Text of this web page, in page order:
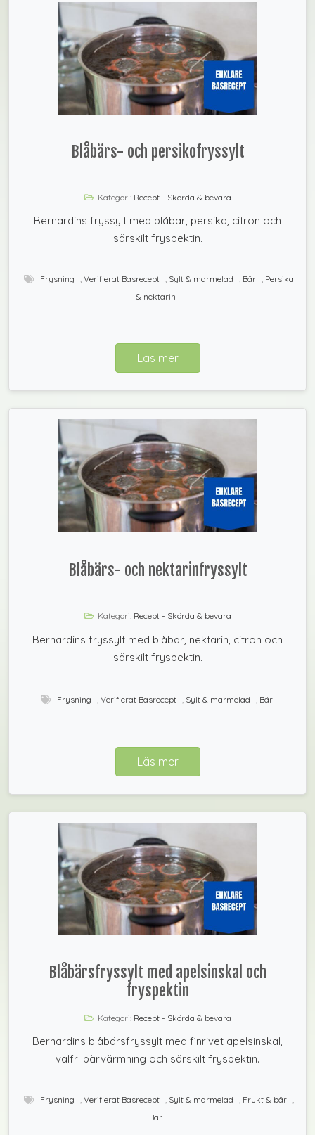
Blåbärs- och persikofryssylt
Kategori: Recept - Skörda & bevara
Bernardins fryssylt med blåbär, persika, citron och
särskilt fryspektin.
Läs mer
Frysning , Verifierat Basrecept , Sylt & marmelad , Bär , Persika
& nektarin
Blåbärs- och nektarinfryssylt
Kategori: Recept - Skörda & bevara
Bernardins fryssylt med blåbär, nektarin, citron och
särskilt fryspektin.
Läs mer
Frysning Verifierat Basrecept Sylt & marmelad Bär
Blåbärsfryssylt med apelsinskal och
fryspektin
Kategori: Recept - Skörda & bevara
Bernardins blåbärsfryssylt med finrivet apelsinskal,
valfri bärvärmning och särskilt fryspektin.
Frysning , Verifierat Basrecept , Sylt & marmelad , Frukt & bär ,
Bär